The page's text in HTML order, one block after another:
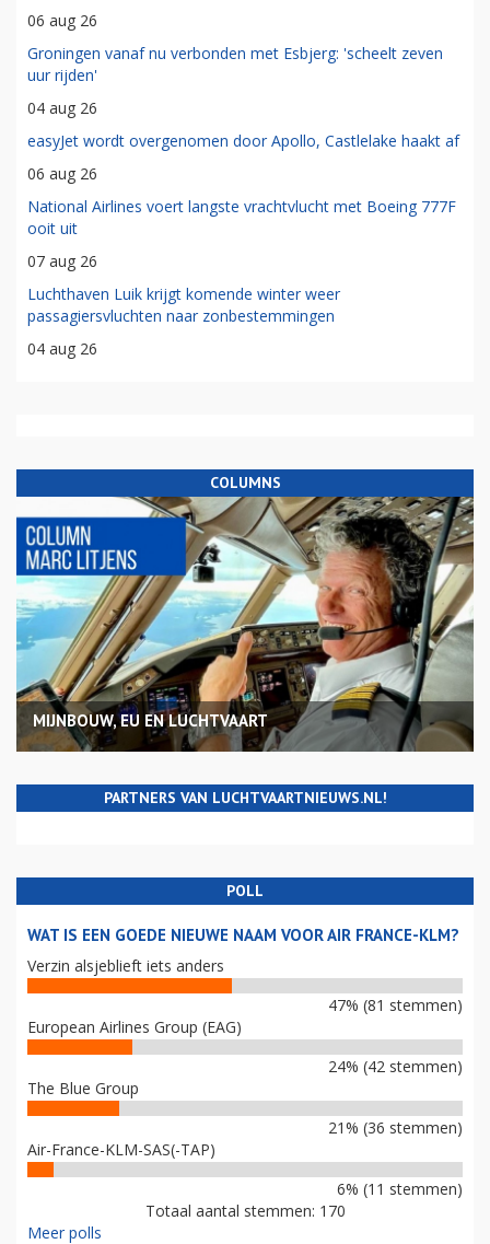
06 aug 26
Groningen vanaf nu verbonden met Esbjerg: 'scheelt zeven
uur rijden'
04 aug 26
easyJet wordt overgenomen door Apollo, Castlelake haakt af
06 aug 26
National Airlines voert langste vrachtvlucht met Boeing 777F
ooit uit
07 aug 26
Luchthaven Luik krijgt komende winter weer
passagiersvluchten naar zonbestemmingen
04 aug 26
COLUMNS
MIJNBOUW, EU EN LUCHTVAART
PARTNERS VAN LUCHTVAARTNIEUWS.NL!
POLL
WAT IS EEN GOEDE NIEUWE NAAM VOOR AIR FRANCE-KLM?
Verzin alsjeblieft iets anders
47% (81 stemmen)
European Airlines Group (EAG)
24% (42 stemmen)
The Blue Group
21% (36 stemmen)
Air-France-KLM-SAS(-TAP)
6% (11 stemmen)
Totaal aantal stemmen: 170
Meer polls